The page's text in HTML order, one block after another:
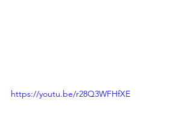
https://youtu.be/r28Q3WFHfXE